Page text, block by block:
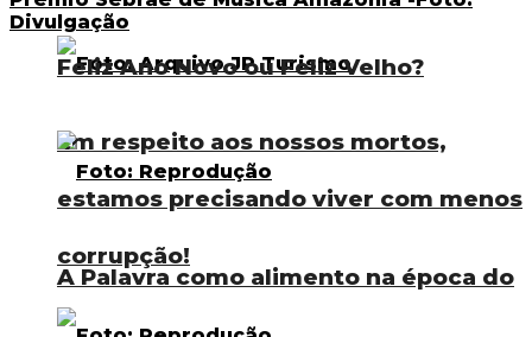
Em respeito aos nossos mortos,
estamos precisando viver com menos
corrupção!
Feliz Ano Novo ou Feliz Velho?
A Palavra como alimento na época do